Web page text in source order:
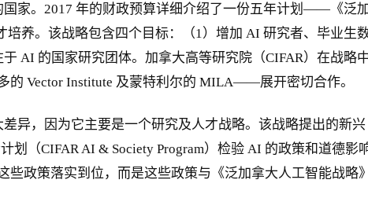
家。2017 年的财政预算详细介绍了一份五年计划——《泛
培养。该战略包含四个目标：（1）增加 AI 研究者、毕业
AI 的国家研究团体。加拿大高等研究院（CIFAR）在战
的 Vector Institute 及蒙特利尔的 MILA——展开密切合作。
异，因为它主要是一个研究及人才战略。该战略提出的新
划（CIFAR AI & Society Program）检验 AI 的政策和道德
些政策落实到位，而是这些政策与《泛加拿大人工智能战略